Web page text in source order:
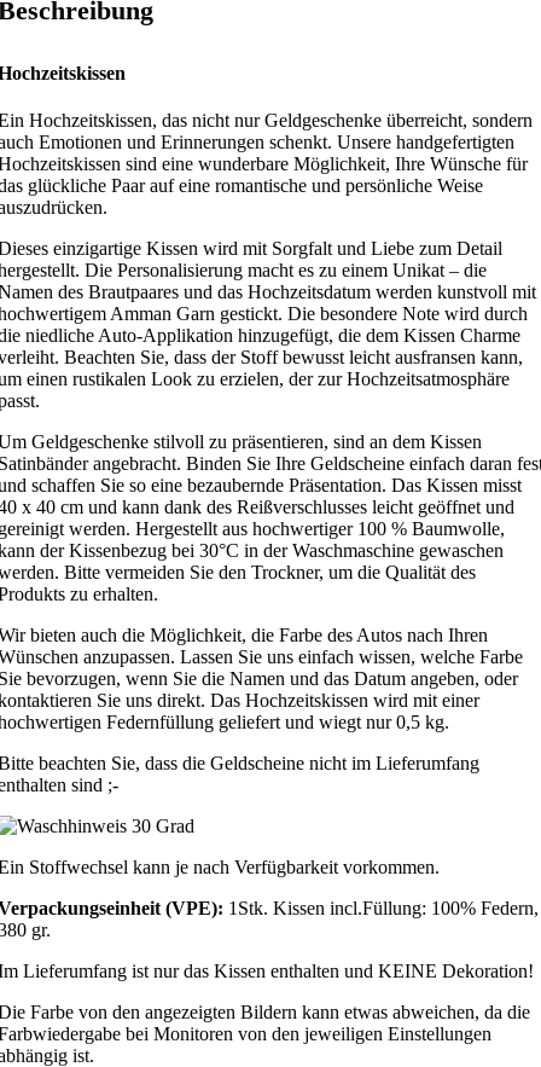
Hochzeitskissen, das nicht nur Geldgeschenke überreicht, sondern
Emotionen und Erinnerungen schenkt. Unsere handgefertigten
sind eine wunderbare Möglichkeit, Ihre Wünsche für
glückliche Paar auf eine romantische und persönliche Weise
einzigartige Kissen wird mit Sorgfalt und Liebe zum Detail
Die Personalisierung macht es zu einem Unikat – die
des Brautpaares und das Hochzeitsdatum werden kunstvoll mit
Amman Garn gestickt. Die besondere Note wird durch
niedliche Auto-Applikation hinzugefügt, die dem Kissen Charme
Beachten Sie, dass der Stoff bewusst leicht ausfransen kann,
einen rustikalen Look zu erzielen, der zur Hochzeitsatmosphäre
Geldgeschenke stilvoll zu präsentieren, sind an dem Kissen
angebracht. Binden Sie Ihre Geldscheine einfach daran
schaffen Sie so eine bezaubernde Präsentation. Das Kissen misst
x 40 cm und kann dank des Reißverschlusses leicht geöffnet und
werden. Hergestellt aus hochwertiger 100 % Baumwolle,
der Kissenbezug bei 30°C in der Waschmaschine gewaschen
Bitte vermeiden Sie den Trockner, um die Qualität des
zu erhalten.
bieten auch die Möglichkeit, die Farbe des Autos nach Ihren
anzupassen. Lassen Sie uns einfach wissen, welche Farbe
bevorzugen, wenn Sie die Namen und das Datum angeben, oder
Sie uns direkt. Das Hochzeitskissen wird mit einer
Federnfüllung geliefert und wiegt nur 0,5 kg.
beachten Sie, dass die Geldscheine nicht im Lieferumfang
sind ;-
Stoffwechsel kann je nach Verfügbarkeit vorkommen.
(VPE): 1Stk. Kissen incl.Füllung: 100% Federn,
gr.
Lieferumfang ist nur das Kissen enthalten und KEINE Dekoration!
Farbe von den angezeigten Bildern kann etwas abweichen, da die
bei Monitoren von den jeweiligen Einstellungen
ist.